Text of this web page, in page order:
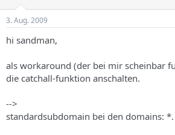
3. Aug. 2009
hi sandman,
als workaround (der bei mir scheinbar
die catchall-funktion anschalten.
-->
standardsubdomain bei den domains: *.